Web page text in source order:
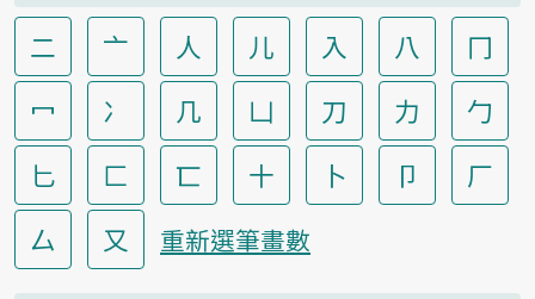
二 亠 人 儿 入 八
冂
冖
冫 几 凵 刀 力
勹
匕
匚 匸 十 卜 卩
厂
厶
又 重新選筆畫數